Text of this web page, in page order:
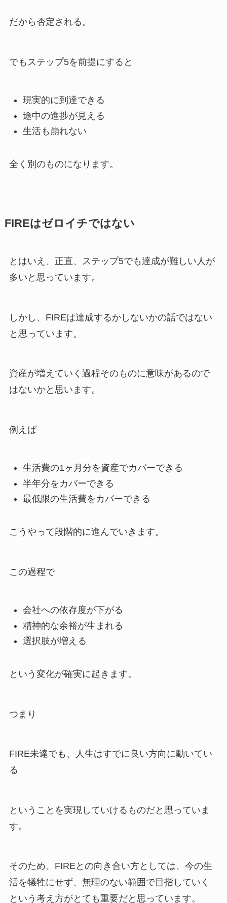
だから否定される。
でもステップ5を前提にすると
現実的に到達できる
途中の進捗が見える
生活も崩れない
全く別のものになります。
FIREはゼロイチではない
とはいえ、正直、ステップ5でも達成が難しい人が
多いと思っています。
しかし、FIREは達成するかしないかの話ではない
と思っています。
資産が増えていく過程そのものに意味があるので
はないかと思います。
例えば
生活費の1ヶ月分を資産でカバーできる
半年分をカバーできる
最低限の生活費をカバーできる
こうやって段階的に進んでいきます。
この過程で
会社への依存度が下がる
精神的な余裕が生まれる
選択肢が増える
という変化が確実に起きます。
つまり
FIRE未達でも、人生はすでに良い方向に動いてい
る
ということを実現していけるものだと思っていま
す。
そのため、FIREとの向き合い方としては、今の生
活を犠牲にせず、無理のない範囲で目指していく
という考え方がとても重要だと思っています。